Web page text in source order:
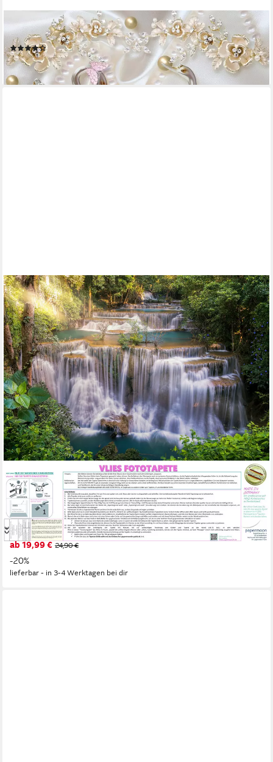
PAPERMOON
Fototapete Muster mit Schwänen
(4)
ab 29,74 €
lieferbar - in 2-3 Werktagen bei dir
PAPERMOON
Fototapete VLIES-Tapete Premium "Huay Mae Khamin
Wasserfall", Kleister KOSTENLOS, reduziert, 3D-Effekt, restlos
trocken abziehbar, (768), Wandtapete Bild Dekoration Wand-
Dekor Motiv Tapete Poster
ab 19,99 € 24,90 €
-20%
lieferbar - in 3-4 Werktagen bei dir